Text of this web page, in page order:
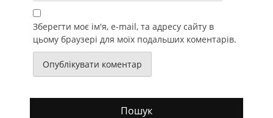
Зберегти моє ім'я, e-mail, та адресу сайту в
цьому браузері для моїх подальших коментарів.
Пошук